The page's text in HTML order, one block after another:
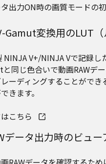
タ出力ON時の画質モードの
変換用のLUT
NINJA V+/NINJA Vで記録
同じ色合いで動画RAWデ
ーディングすることがで
きます。
こちら
ータ出力時のビュー